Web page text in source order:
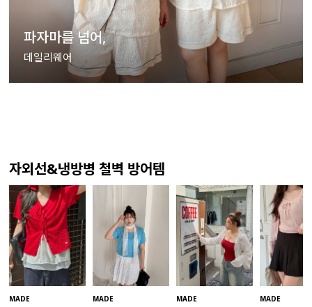
파자마를 넘어,
데일리웨어
자외선&냉방병 철벽 방어템
MADE MADE MADE MADE